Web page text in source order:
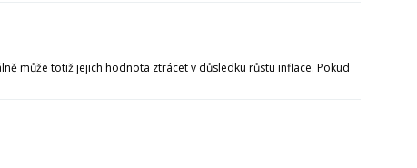
může totiž jejich hodnota ztrácet v důsledku růstu inflace. Pokud